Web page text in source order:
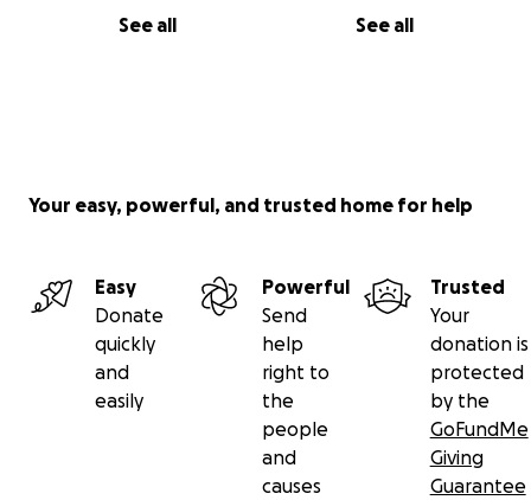
See all See all
Your easy, powerful, and trusted home for help
Easy
Donate
quickly
and
easily
Powerful
Send
help
right to
the
people
and
causes
Trusted
Your
donation is
protected
by the
GoFundMe
Giving
Guarantee